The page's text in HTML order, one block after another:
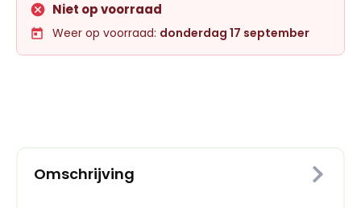
Niet op voorraad
Weer op voorraad: donderdag 17 september
Omschrijving